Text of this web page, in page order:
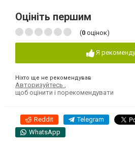
Оцініть першим
(0 оцінок)
Я
Ніхто ще не рекомендував
Авторизуйтесь
щоб оцінити і порекомендувати
Reddit Telegram
WhatsApp